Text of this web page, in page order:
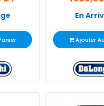
En
Ajouter